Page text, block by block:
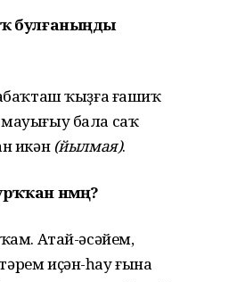
булғаныңды
ҡыҙға ғашиҡ
бала саҡ
икән (йылмая).
нәмәң?
Атай-әсәйем,
иҫән-һау ғына